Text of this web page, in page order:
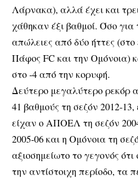
Λάρνακα), αλλά έχει και
χάθηκαν έξι βαθμοί. Όσο
απώλειες από δύο ήττες
Πάφος FC και την Ομόνοια)
στο -4 από την κορυφή.
Δεύτερο μεγαλύτερο ρεκόρ
41 βαθμούς τη σεζόν 2012-13,
είχαν ο ΑΠΟΕΛ τη σεζόν
2005-06 και η Ομόνοια τη
αξιοσημείωτο το γεγονός
την αντίστοιχη περίοδο, τα